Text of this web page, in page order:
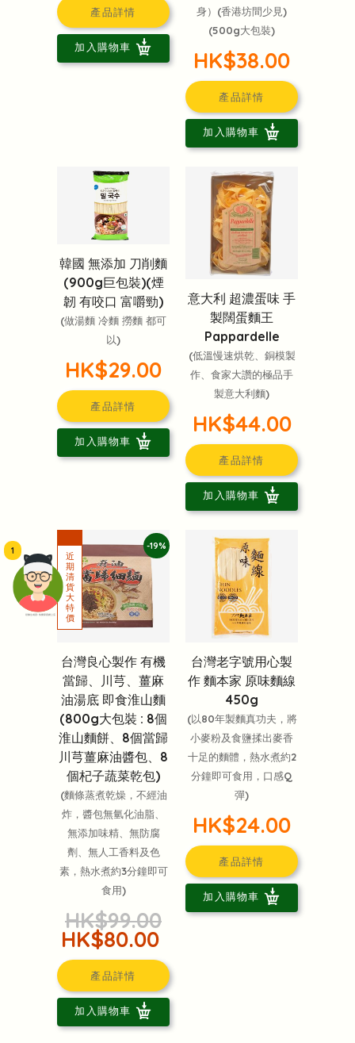
頭像生成器: 快樂家庭網上店
1
產品詳情
加入購物車
身）(香港坊間少見)
(500g大包裝)
HK$38.00
產品詳情
加入購物車
韓國 無添加 刀削麵
(900g巨包裝)(煙
韌 有咬口 富嚼勁)
(做湯麵 冷麵 撈麵 都可
以)
HK$29.00
產品詳情
加入購物車
意大利 超濃蛋味 手
製闊蛋麵王
Pappardelle
(低溫慢速烘乾、銅模製
作、食家大讚的極品手
製意大利麵)
HK$44.00
產品詳情
加入購物車
-19%
台灣良心製作 有機
當歸、川芎、薑麻
油湯底 即食淮山麵
(800g大包裝 : 8個
淮山麵餅、8個當歸
川芎薑麻油醬包、8
個杞子蔬菜乾包)
(麵條蒸煮乾燥，不經油
炸，醬包無氫化油脂、
無添加味精、無防腐
劑、無人工香料及色
素，熱水煮約3分鐘即可
食用)
HK$99.00
HK$80.00
產品詳情
加入購物車
台灣老字號用心製
作 麵本家 原味麵線
450g
(以80年製麵真功夫，將
小麥粉及食鹽揉出麥香
十足的麵體，熱水煮約2
分鐘即可食用，口感Q
彈)
HK$24.00
產品詳情
加入購物車